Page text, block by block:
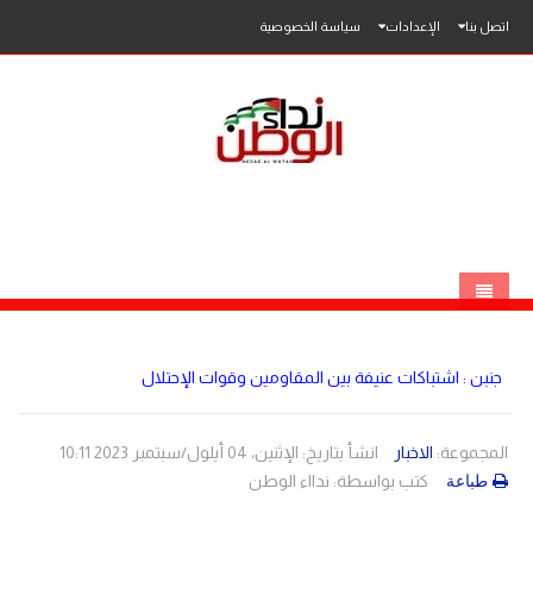
اتصل بنا الإعدادات سياسة الخصوصية
جنبن : اشتباكات عنيفة بين المقاومين وقوات الإحتلال
المجموعة: الاخبار
انشأ بتاريخ: الإثنين، 04 أيلول/سبتمبر 2023 10:11
كتب بواسطة: ندااء الوطن طباعة
محلي
فلسطين
عربي